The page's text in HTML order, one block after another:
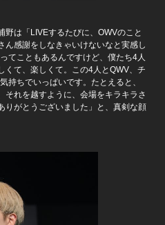
は「LIVEするたびに、OWVのこと
ん感謝をしなきゃいけないなと実感し
てこともあるんですけど、僕たち4人
くて、楽しくて。この4人とQWV、チ
持ちでいっぱいです。たとえると、
それを越すように、会場をキラキラさ
りがとうございました」と、真剣な顔